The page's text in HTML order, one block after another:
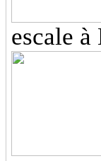
escale